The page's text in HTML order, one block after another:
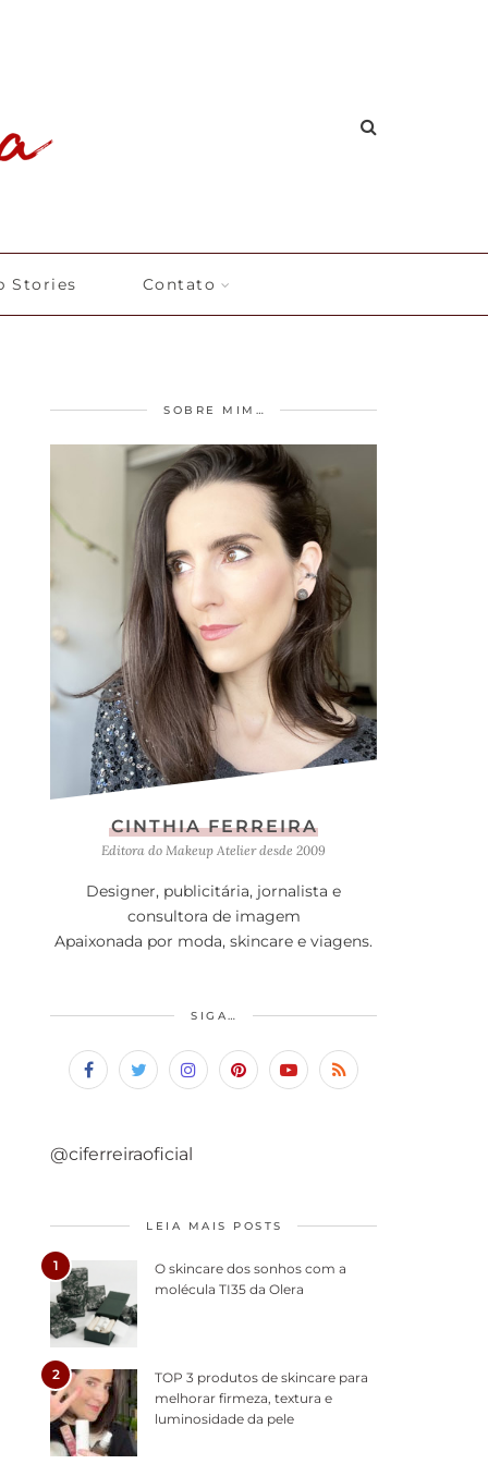
Stories Contato
SOBRE MIM…
CINTHIA FERREIRA
Editora do Makeup Atelier desde 2009
Designer, publicitária, jornalista e
consultora de imagem
Apaixonada por moda, skincare e viagens.
SIGA…
@ciferreiraoficial
LEIA MAIS POSTS
1
O skincare dos sonhos com a
molécula TI35 da Olera
2
TOP 3 produtos de skincare para
melhorar firmeza, textura e
luminosidade da pele